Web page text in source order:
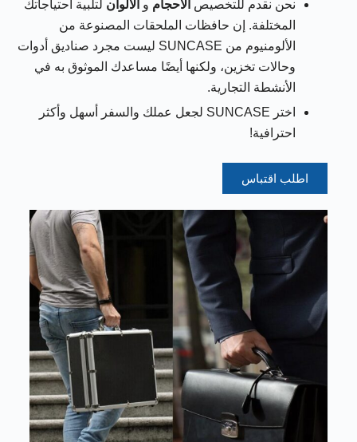
نحن نقدم للتخصيص الأحجام و الألوان لتلبية احتياجاتك
المختلفة. إن حافظات الملحقات المصنوعة من
الألومنيوم من SUNCASE ليست مجرد صناديق أدوات
وحالات تخزين، ولكنها أيضًا مساعدك الموثوق به في
الأنشطة التجارية.
اختر SUNCASE لجعل عملك والسفر أسهل وأكثر
احترافية!
اطلب اقتباس